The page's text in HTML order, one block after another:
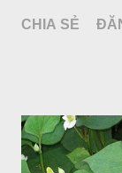
quanh có 3-5
một mo to màu
bao lấy một
CHIA SẺ